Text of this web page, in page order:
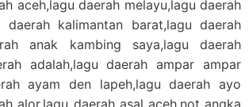
aceh,lagu daerah melayu,lagu daerah
daerah kalimantan barat,lagu daerah
anak kambing saya,lagu daerah
adalah,lagu daerah ampar ampar
ayam den lapeh,lagu daerah ayo
alor,lagu daerah asal aceh,not angka